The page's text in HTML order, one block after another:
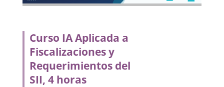
Curso IA Aplicada a
Fiscalizaciones y
Requerimientos del
SII, 4 horas